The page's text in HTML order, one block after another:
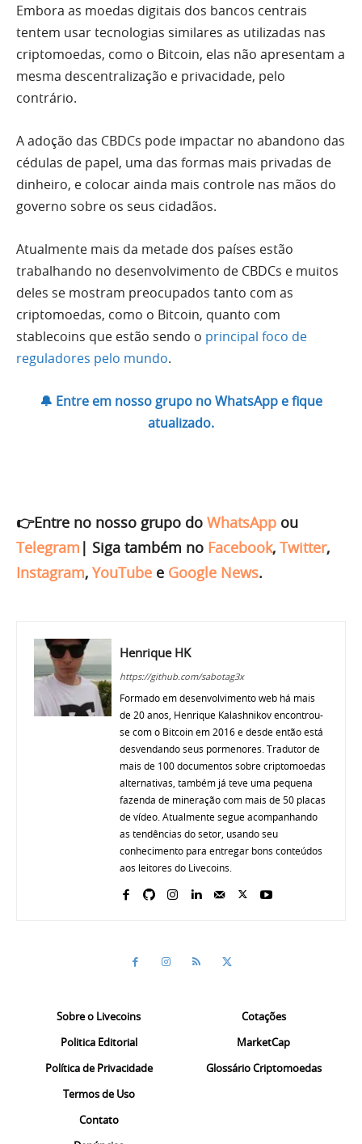
Embora as moedas digitais dos bancos centrais
tentem usar tecnologias similares as utilizadas nas
criptomoedas, como o Bitcoin, elas não apresentam a
mesma descentralização e privacidade, pelo
contrário.
A adoção das CBDCs pode impactar no abandono das
cédulas de papel, uma das formas mais privadas de
dinheiro, e colocar ainda mais controle nas mãos do
governo sobre os seus cidadãos.
Atualmente mais da metade dos países estão
trabalhando no desenvolvimento de CBDCs e muitos
deles se mostram preocupados tanto com as
criptomoedas, como o Bitcoin, quanto com
stablecoins que estão sendo o principal foco de
reguladores pelo mundo.
🔔 Entre em nosso grupo no WhatsApp e fique
atualizado.
👉Entre no nosso grupo do WhatsApp ou
Telegram | Siga também no Facebook, Twitter,
Instagram, YouTube e Google News.
Henrique HK
https://github.com/sabotag3x
Formado em desenvolvimento web há mais
de 20 anos, Henrique Kalashnikov encontrou-
se com o Bitcoin em 2016 e desde então está
desvendando seus pormenores. Tradutor de
mais de 100 documentos sobre criptomoedas
alternativas, também já teve uma pequena
fazenda de mineração com mais de 50 placas
de vídeo. Atualmente segue acompanhando
as tendências do setor, usando seu
conhecimento para entregar bons conteúdos
aos leitores do Livecoins.
Sobre o Livecoins
Politica Editorial
Política de Privacidade
Termos de Uso
Contato
Cotações
MarketCap
Glossário Criptomoedas